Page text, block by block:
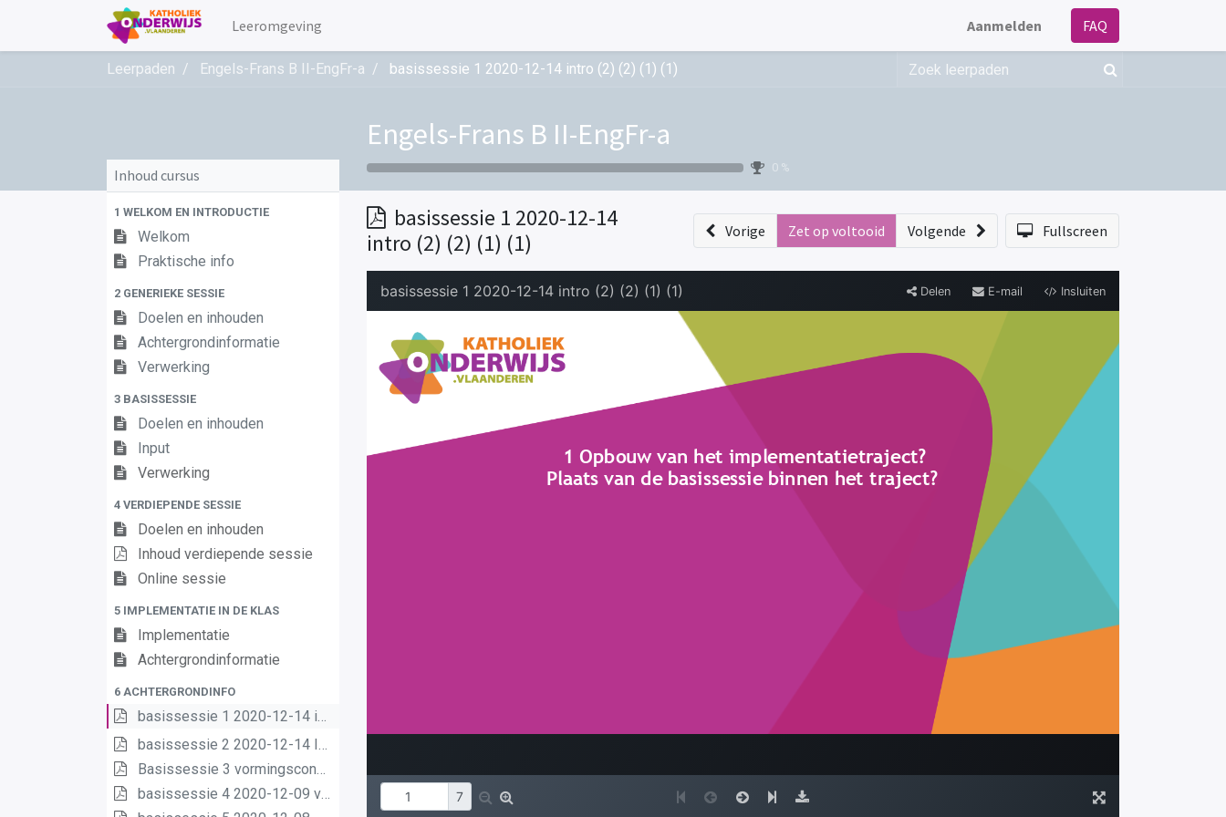
Leeromgeving Aanmelden FAQ
Leerpaden Engels-Frans B II-EngFr-a basissessie 1 2020-12-14 intro (2) (2) (1) (1)
Engels-Frans B II-EngFr-a
0 %
Inhoud cursus
1 WELKOM EN INTRODUCTIE
Welkom
Praktische info
2 GENERIEKE SESSIE
Doelen en inhouden
Achtergrondinformatie
Verwerking
3 BASISSESSIE
Doelen en inhouden
Input
Verwerking
4 VERDIEPENDE SESSIE
Doelen en inhouden
Inhoud verdiepende sessie
Online sessie
5 IMPLEMENTATIE IN DE KLAS
Implementatie
Achtergrondinformatie
6 ACHTERGRONDINFO
basissessie 1 2020-12-14 intro (2) (2) (1) (1)
basissessie 2 2020-12-14 Inhoud en opbouw (2) (1) (1)
Basissessie 3 vormingsconcept (1)
basissessie 4 2020-12-09 van matrix nr leerplannen pdf (1) (1)
basissessie 1 2020-12-14
intro (2) (2) (1) (1)
Vorige Zet op voltooid Volgende Fullscreen